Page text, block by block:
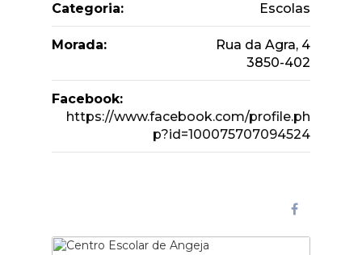
Categoria: Escolas
Morada:
Rua da Agra, 4
3850-402
Facebook:
https://www.facebook.com/profile.ph
p?id=100075707094524